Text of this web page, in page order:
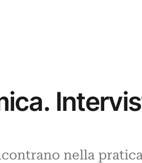
nella